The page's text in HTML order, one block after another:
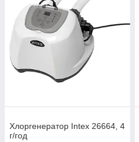
Хлоргенератор Intex 26664, 4
г/год